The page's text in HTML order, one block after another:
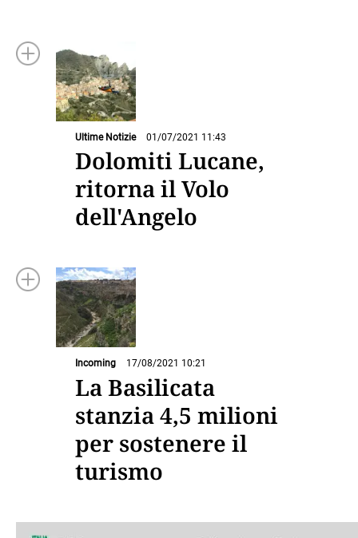
Ultime Notizie 01/07/2021 11:43
Dolomiti Lucane,
ritorna il Volo
dell'Angelo
Incoming 17/08/2021 10:21
La Basilicata
stanzia 4,5 milioni
per sostenere il
turismo